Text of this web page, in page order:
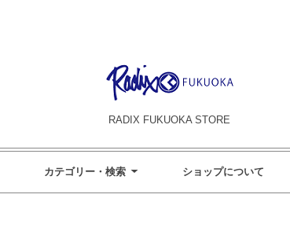
RADIX FUKUOKA STORE
カテゴリー・検索 ショップについて